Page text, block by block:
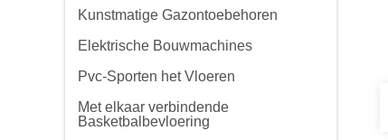
Kunstmatige Gazontoebehoren
Elektrische Bouwmachines
Pvc-Sporten het Vloeren
Met elkaar verbindende
Basketbalbevloering